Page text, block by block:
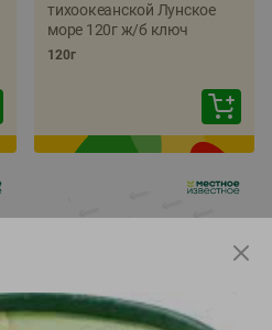
тихоокеанской Лунское
море 120г ж/б ключ
120г